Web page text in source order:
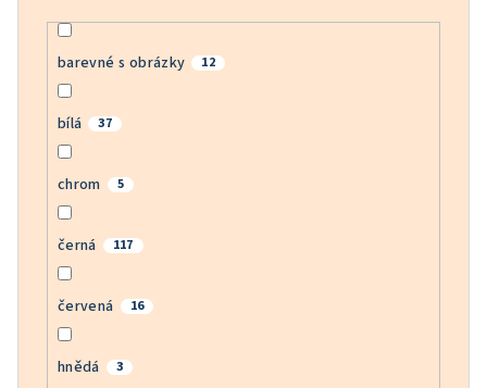
barevné s obrázky 12
bílá 37
chrom 5
černá 117
červená 16
hnědá 3